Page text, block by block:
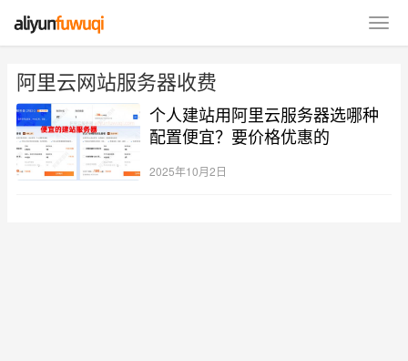
阿里云网站服务器收费
个人建站用阿里云服务器选哪种
配置便宜？要价格优惠的
2025年10月2日